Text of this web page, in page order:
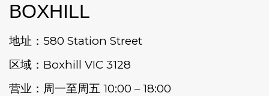
BOXHILL
地址：580 Station Street
区域：Boxhill VIC 3128
营业：周一至周五 10:00 – 18:00